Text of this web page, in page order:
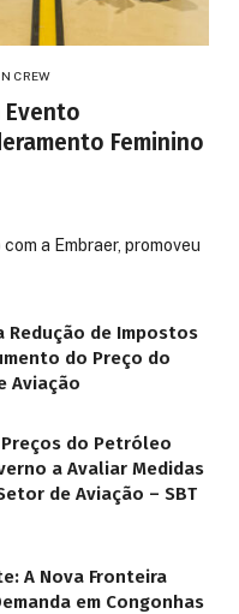
CREW
Evento
Feminino
a Embraer, promoveu
Redução de Impostos
do Preço do
Aviação
do Petróleo
a Avaliar Medidas
de Aviação – SBT
A Nova Fronteira
em Congonhas